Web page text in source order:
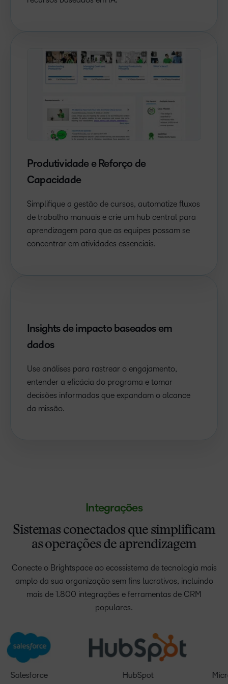
Produtividade e Reforço de
Capacidade
Simplifique a gestão de cursos, automatize fluxos
de trabalho manuais e crie um hub central para
aprendizagem para que as equipes possam se
concentrar em atividades essenciais.
Insights de impacto baseados em
dados
Use análises para rastrear o engajamento,
entender a eficácia do programa e tomar
decisões informadas que expandam o alcance
da missão.
Integrações
Sistemas conectados que simplificam
as operações de aprendizagem
Conecte o Brightspace ao ecossistema de tecnologia mais
amplo da sua organização sem fins lucrativos, incluindo
mais de 1.800 integrações e ferramentas de CRM
populares.
HubSpot